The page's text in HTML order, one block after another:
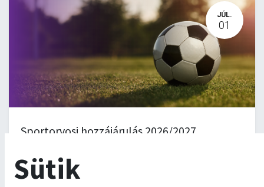
JÚL.
01
Sportorvosi hozzájárulás 2026/2027
Budapest,
Sütik